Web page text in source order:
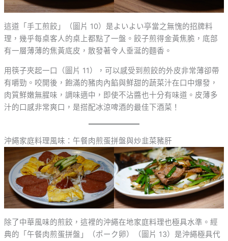
這道「手工煎餃」（圖片 10）是よいよい亭當之無愧的招牌料
理，幾乎每桌客人的桌上都點了一盤。餃子煎得金黃焦脆，底部
有一層薄薄的焦黃底皮，散發著令人垂涎的麵香。
用筷子夾起一口（圖片 11），可以感受到煎餃的外皮非常薄卻帶
有嚼勁。咬開後，飽滿的豬肉內餡與鮮甜的蔬菜汁在口中爆發，
肉質鮮嫩無腥味，調味適中，即使不沾醬也十分有味道。皮薄多
汁的口感非常爽口，是搭配冰涼啤酒的最佳下酒菜！
沖繩家庭料理風味：午餐肉煎蛋拼盤與炒韭菜豬肝
除了中華風味的煎餃，這裡的沖繩在地家庭料理也極具水準。經
典的「午餐肉煎蛋拼盤」（ポーク卵）（圖片 13）是沖繩極具代